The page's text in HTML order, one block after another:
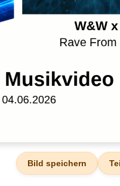
Bild speichern